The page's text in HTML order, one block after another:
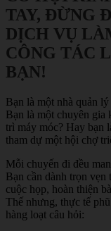
TAY, ĐỪNG
DỊCH VỤ
CÔNG TÁC
BẠN!
Bạn là một nhà quản
Bạn là một chuyên gia
trì máy móc? Hay bạn
tham dự một hội chợ
Mỗi chuyến đi đều
Bạn cần dành trọn
cuộc họp, hoàn thiện
Thế nhưng, thực tế
hàng loạt câu hỏi: